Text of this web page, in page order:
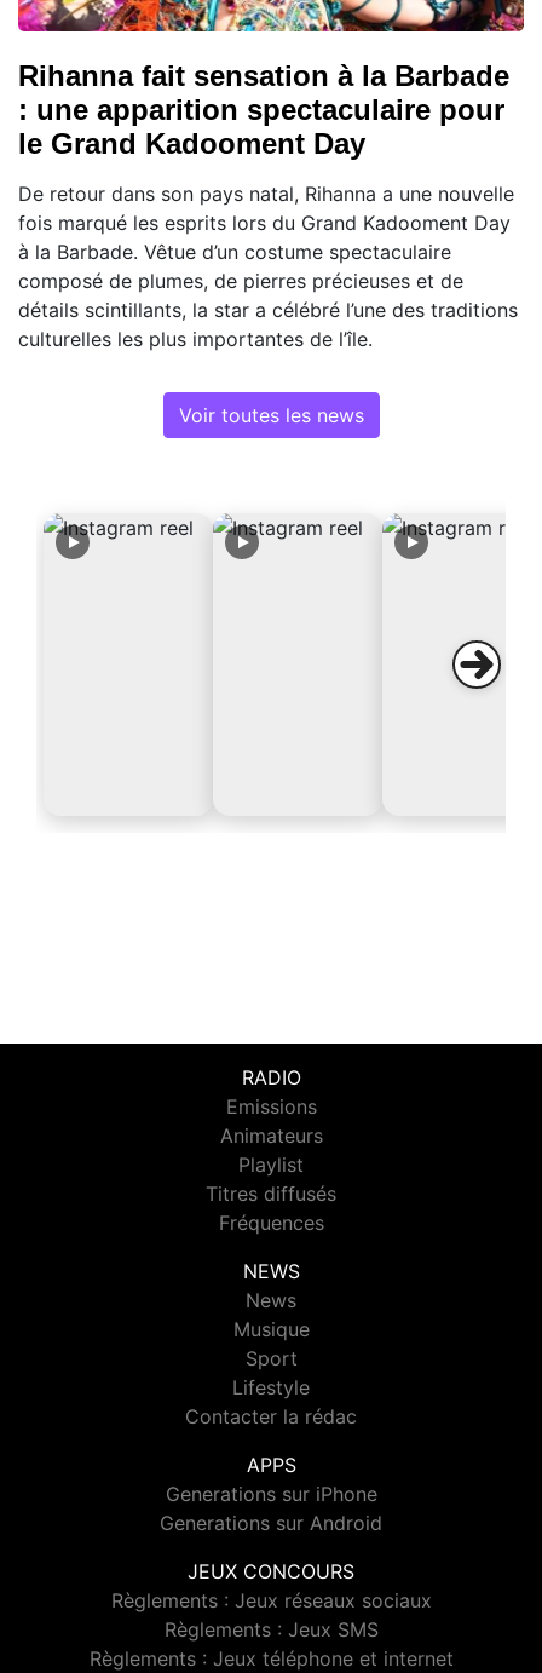
Rihanna fait sensation à la Barbade
: une apparition spectaculaire pour
le Grand Kadooment Day
De retour dans son pays natal, Rihanna a une nouvelle
fois marqué les esprits lors du Grand Kadooment Day
à la Barbade. Vêtue d’un costume spectaculaire
composé de plumes, de pierres précieuses et de
détails scintillants, la star a célébré l’une des traditions
culturelles les plus importantes de l’île.
Voir toutes les news
RADIO
Emissions
Animateurs
Playlist
Titres diffusés
Fréquences
NEWS
News
Musique
Sport
Lifestyle
Contacter la rédac
APPS
Generations sur iPhone
Generations sur Android
JEUX CONCOURS
Règlements : Jeux réseaux sociaux
Règlements : Jeux SMS
Règlements : Jeux téléphone et internet